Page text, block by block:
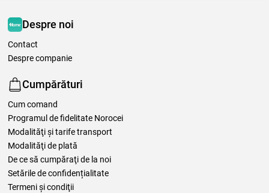
Despre noi
Contact
Despre companie
Cumpărături
Cum comand
Programul de fidelitate Norocei
Modalităţi şi tarife transport
Modalităţi de plată
De ce să cumpăraţi de la noi
Setările de confidențialitate
Termeni şi condiţii